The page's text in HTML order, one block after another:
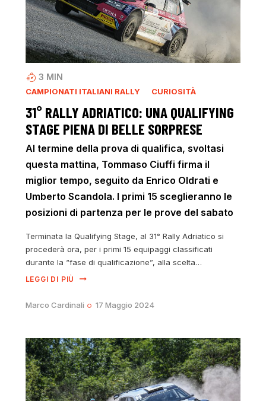
3 MIN
CAMPIONATI ITALIANI RALLY CURIOSITÀ
31° RALLY ADRIATICO: UNA QUALIFYING
STAGE PIENA DI BELLE SORPRESE
Al termine della prova di qualifica, svoltasi
questa mattina, Tommaso Ciuffi firma il
miglior tempo, seguito da Enrico Oldrati e
Umberto Scandola. I primi 15 sceglieranno le
posizioni di partenza per le prove del sabato
Terminata la Qualifying Stage, al 31° Rally Adriatico si
procederà ora, per i primi 15 equipaggi classificati
durante la “fase di qualificazione”, alla scelta…
LEGGI DI PIÙ
Marco Cardinali 17 Maggio 2024